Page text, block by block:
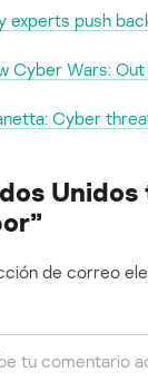
experts push
Cyber Wars:
Cyber
Unidos
de correo